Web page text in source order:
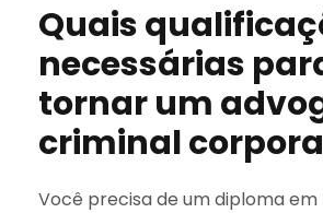
Quais
necessárias
tornar um
criminal
Você precisa de um diploma em